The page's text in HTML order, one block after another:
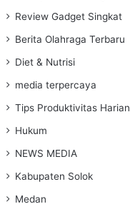
Review Gadget Singkat
Berita Olahraga Terbaru
Diet & Nutrisi
media terpercaya
Tips Produktivitas Harian
Hukum
NEWS MEDIA
Kabupaten Solok
Medan